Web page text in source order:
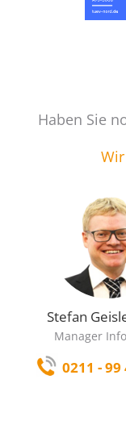
Haben Sie
Stefan
Manager
0211 - 99